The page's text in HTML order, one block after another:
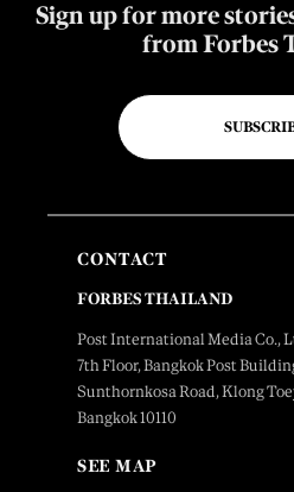
Sign up for more
from Forbes
CONTACT
FORBES THAILAND
Post International Media Co.,
7th Floor, Bangkok Post
Sunthornkosa Road, Klong
Bangkok 10110
SEE MAP